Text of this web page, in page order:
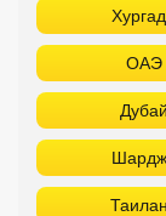
ОАЭ
Дубай